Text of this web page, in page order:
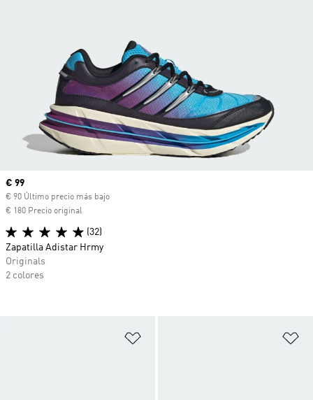
Precio actual
€ 99
€ 90 Último precio más bajo
€ 180 Precio original
(32)
Zapatilla Adistar Hrmy
Originals
2 colores